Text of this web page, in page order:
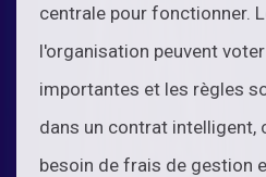
centrale pour fonctionner.
l'organisation peuvent
importantes et les règles
dans un contrat intelligent,
besoin de frais de gestion